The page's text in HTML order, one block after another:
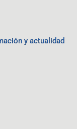
y actualidad